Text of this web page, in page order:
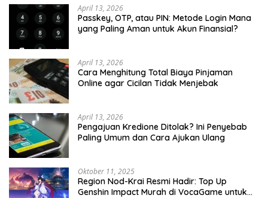
April 13, 2026
Passkey, OTP, atau PIN: Metode Login Mana
yang Paling Aman untuk Akun Finansial?
April 13, 2026
Cara Menghitung Total Biaya Pinjaman
Online agar Cicilan Tidak Menjebak
April 13, 2026
Pengajuan Kredione Ditolak? Ini Penyebab
Paling Umum dan Cara Ajukan Ulang
Oktober 11, 2025
Region Nod-Krai Resmi Hadir: Top Up
Genshin Impact Murah di VocaGame untuk